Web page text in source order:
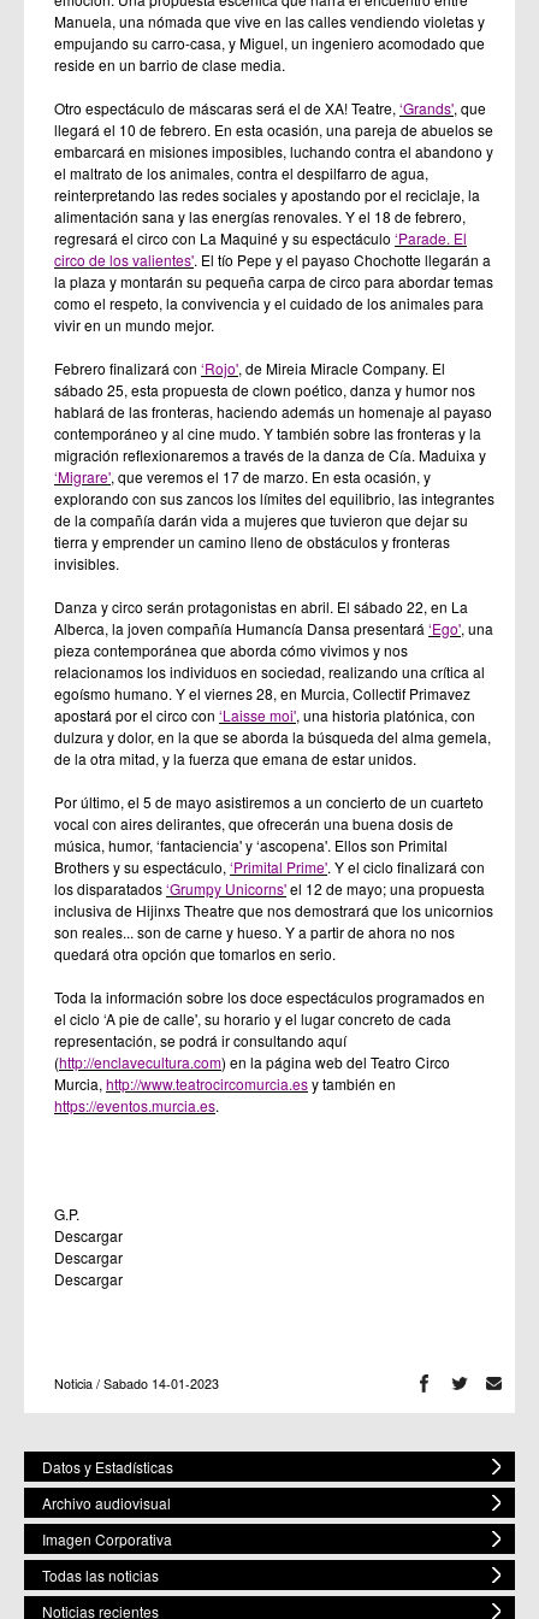
Manuela, una nómada que vive en las calles vendiendo violetas y
empujando su carro-casa, y Miguel, un ingeniero acomodado que
reside en un barrio de clase media.
Otro espectáculo de máscaras será el de XA! Teatre, ‘Grands', que
llegará el 10 de febrero. En esta ocasión, una pareja de abuelos se
embarcará en misiones imposibles, luchando contra el abandono y
el maltrato de los animales, contra el despilfarro de agua,
reinterpretando las redes sociales y apostando por el reciclaje, la
alimentación sana y las energías renovales. Y el 18 de febrero,
regresará el circo con La Maquiné y su espectáculo ‘Parade. El
circo de los valientes'. El tío Pepe y el payaso Chochotte llegarán a
la plaza y montarán su pequeña carpa de circo para abordar temas
como el respeto, la convivencia y el cuidado de los animales para
vivir en un mundo mejor.
Febrero finalizará con ‘Rojo', de Mireia Miracle Company. El
sábado 25, esta propuesta de clown poético, danza y humor nos
hablará de las fronteras, haciendo además un homenaje al payaso
contemporáneo y al cine mudo. Y también sobre las fronteras y la
migración reflexionaremos a través de la danza de Cía. Maduixa y
‘Migrare', que veremos el 17 de marzo. En esta ocasión, y
explorando con sus zancos los límites del equilibrio, las integrantes
de la compañía darán vida a mujeres que tuvieron que dejar su
tierra y emprender un camino lleno de obstáculos y fronteras
invisibles.
Danza y circo serán protagonistas en abril. El sábado 22, en La
Alberca, la joven compañía Humancía Dansa presentará ‘Ego', una
pieza contemporánea que aborda cómo vivimos y nos
relacionamos los individuos en sociedad, realizando una crítica al
egoísmo humano. Y el viernes 28, en Murcia, Collectif Primavez
apostará por el circo con ‘Laisse moi', una historia platónica, con
dulzura y dolor, en la que se aborda la búsqueda del alma gemela,
de la otra mitad, y la fuerza que emana de estar unidos.
Por último, el 5 de mayo asistiremos a un concierto de un cuarteto
vocal con aires delirantes, que ofrecerán una buena dosis de
música, humor, ‘fantaciencia' y ‘ascopena'. Ellos son Primital
Brothers y su espectáculo, ‘Primital Prime'. Y el ciclo finalizará con
los disparatados‘Grumpy Unicorns'el 12 de mayo; una propuesta
inclusiva de Hijinxs Theatre que nos demostrará que los unicornios
son reales... son de carne y hueso. Y a partir de ahora no nos
quedará otra opción que tomarlos en serio.
Toda la información sobre los doce espectáculos programados en
el ciclo ‘A pie de calle', su horario y el lugar concreto de cada
representación, se podrá ir consultando aquí
(http://enclavecultura.com) en la página web del Teatro Circo
Murcia, http://www.teatrocircomurcia.esy también en
https://eventos.murcia.es.
G.P.
Descargar
Descargar
Descargar
Noticia / Sabado 14-01-2023
Datos y Estadísticas
Archivo audiovisual
Imagen Corporativa
Todas las noticias
Noticias recientes